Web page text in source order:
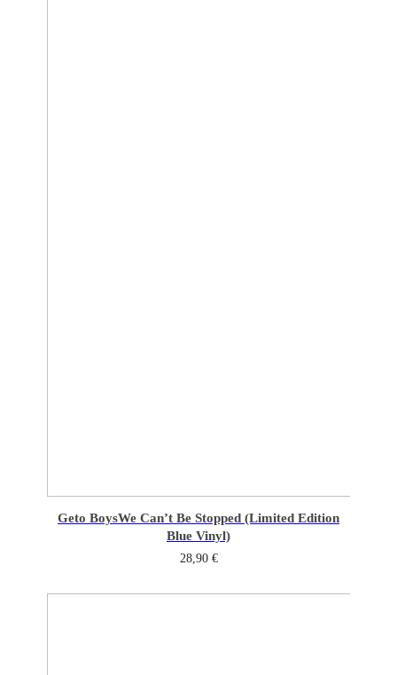
Geto BoysWe Can’t Be Stopped (Limited Edition
Blue Vinyl)
28,90 €